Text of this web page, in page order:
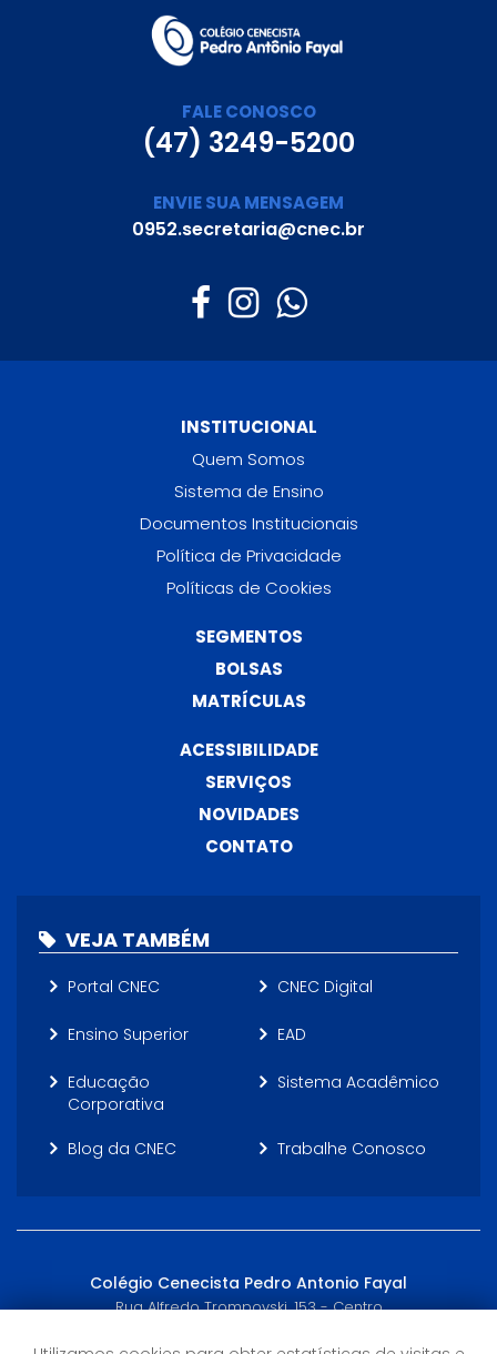
FALE CONOSCO
(47) 3249-5200
ENVIE SUA MENSAGEM
0952.secretaria@cnec.br
INSTITUCIONAL
Quem Somos
Sistema de Ensino
Documentos Institucionais
Política de Privacidade
Políticas de Cookies
SEGMENTOS
BOLSAS
MATRÍCULAS
ACESSIBILIDADE
SERVIÇOS
NOVIDADES
CONTATO
VEJA TAMBÉM
Portal CNEC CNEC Digital
Ensino Superior EAD
Educação
Corporativa
Sistema Acadêmico
Blog da CNEC Trabalhe Conosco
Colégio Cenecista Pedro Antonio Fayal
Rua Alfredo Trompovski, 153 - Centro